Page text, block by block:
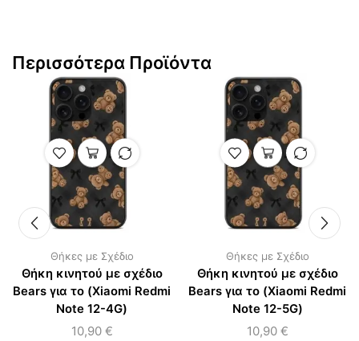
Περισσότερα Προϊόντα
Θήκες με Σχέδιο
Θήκη κινητού με σχέδιο
Bears για το (Xiaomi Redmi
Note 12-4G)
10,90 €
Θήκες με Σχέδιο
Θήκη κινητού με σχέδιο
Bears για το (Xiaomi Redmi
Note 12-5G)
10,90 €